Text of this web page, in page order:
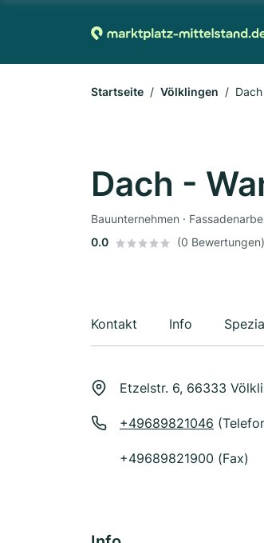
Startseite Völklingen
Dach -
Bauunternehmen ·
0.0
(0 Bewertungen)
Kontakt Info
Etzelstr. 6, 66333
+49689821046
+49689821900 (Fax)